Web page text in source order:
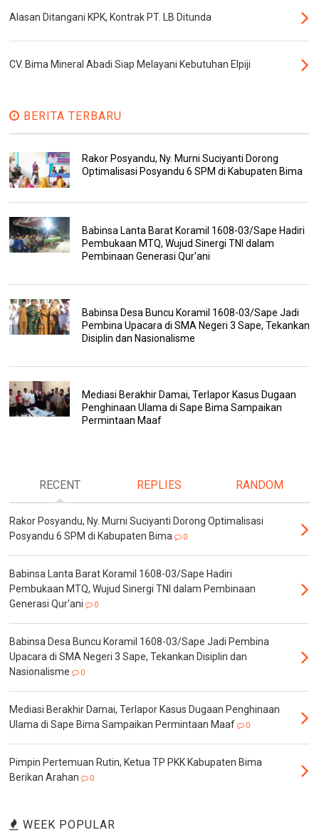
Alasan Ditangani KPK, Kontrak PT. LB Ditunda
CV. Bima Mineral Abadi Siap Melayani Kebutuhan Elpiji
BERITA TERBARU
Rakor Posyandu, Ny. Murni Suciyanti Dorong
Optimalisasi Posyandu 6 SPM di Kabupaten Bima
Babinsa Lanta Barat Koramil 1608-03/Sape Hadiri
Pembukaan MTQ, Wujud Sinergi TNI dalam
Pembinaan Generasi Qur'ani
Babinsa Desa Buncu Koramil 1608-03/Sape Jadi
Pembina Upacara di SMA Negeri 3 Sape, Tekankan
Disiplin dan Nasionalisme
Mediasi Berakhir Damai, Terlapor Kasus Dugaan
Penghinaan Ulama di Sape Bima Sampaikan
Permintaan Maaf
RECENT REPLIES RANDOM
Rakor Posyandu, Ny. Murni Suciyanti Dorong Optimalisasi
Posyandu 6 SPM di Kabupaten Bima
0
Babinsa Lanta Barat Koramil 1608-03/Sape Hadiri
Pembukaan MTQ, Wujud Sinergi TNI dalam Pembinaan
Generasi Qur'ani
0
Babinsa Desa Buncu Koramil 1608-03/Sape Jadi Pembina
Upacara di SMA Negeri 3 Sape, Tekankan Disiplin dan
Nasionalisme
0
Mediasi Berakhir Damai, Terlapor Kasus Dugaan Penghinaan
Ulama di Sape Bima Sampaikan Permintaan Maaf
0
Pimpin Pertemuan Rutin, Ketua TP PKK Kabupaten Bima
Berikan Arahan
0
WEEK POPULAR